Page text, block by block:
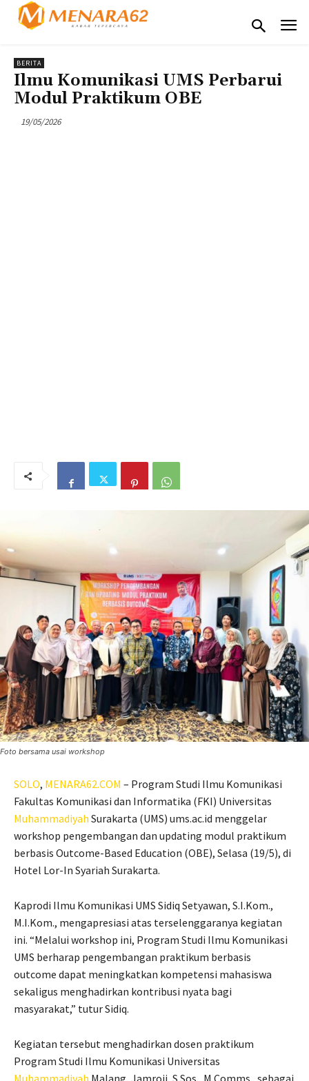
BERITA
Ilmu Komunikasi UMS Perbarui
Modul Praktikum OBE
19/05/2026
Foto bersama usai workshop
SOLO, MENARA62.COM – Program Studi Ilmu Komunikasi
Fakultas Komunikasi dan Informatika (FKI) Universitas
Muhammadiyah Surakarta (UMS) ums.ac.id menggelar
workshop pengembangan dan updating modul praktikum
berbasis Outcome-Based Education (OBE), Selasa (19/5), di
Hotel Lor-In Syariah Surakarta.
Kaprodi Ilmu Komunikasi UMS Sidiq Setyawan, S.I.Kom.,
M.I.Kom., mengapresiasi atas terselenggaranya kegiatan
ini. “Melalui workshop ini, Program Studi Ilmu Komunikasi
UMS berharap pengembangan praktikum berbasis
outcome dapat meningkatkan kompetensi mahasiswa
sekaligus menghadirkan kontribusi nyata bagi
masyarakat,” tutur Sidiq.
Kegiatan tersebut menghadirkan dosen praktikum
Program Studi Ilmu Komunikasi Universitas